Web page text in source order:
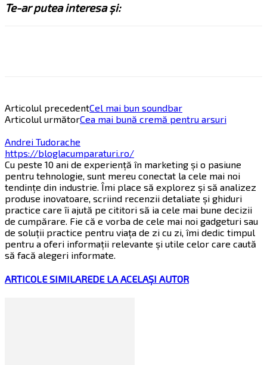
Te-ar putea interesa și:
Articolul precedentCel mai bun soundbar
Articolul următorCea mai bună cremă pentru arsuri
Andrei Tudorache
https://bloglacumparaturi.ro/
Cu peste 10 ani de experiență în marketing și o pasiune
pentru tehnologie, sunt mereu conectat la cele mai noi
tendințe din industrie. Îmi place să explorez și să analizez
produse inovatoare, scriind recenzii detaliate și ghiduri
practice care îi ajută pe cititori să ia cele mai bune decizii
de cumpărare. Fie că e vorba de cele mai noi gadgeturi sau
de soluții practice pentru viața de zi cu zi, îmi dedic timpul
pentru a oferi informații relevante și utile celor care caută
să facă alegeri informate.
ARTICOLE SIMILAREDE LA ACELAȘI AUTOR